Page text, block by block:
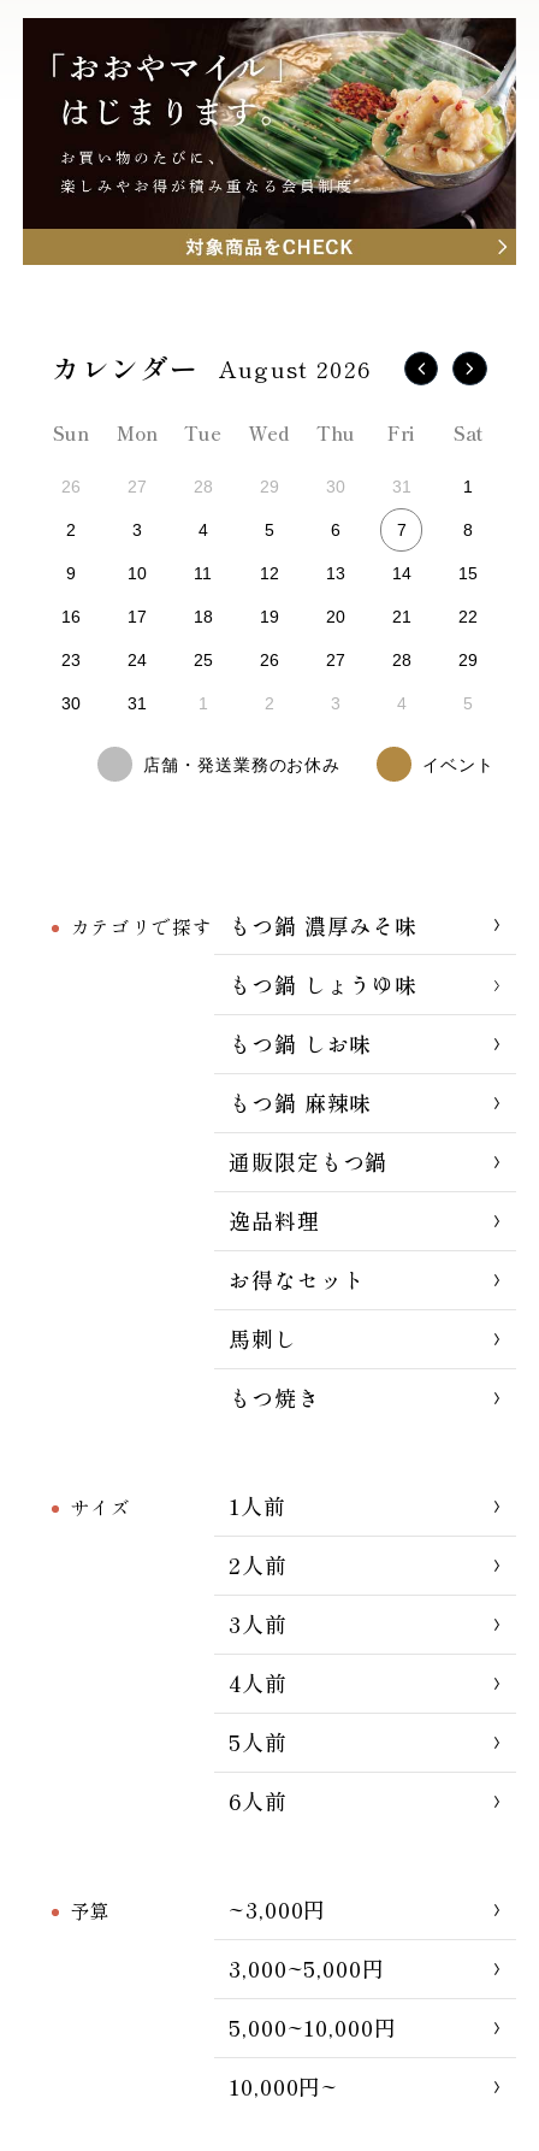
カテゴリで探す
もつ鍋 濃厚みそ味
もつ鍋 しょうゆ味
もつ鍋 しお味
もつ鍋 麻辣味
通販限定もつ鍋
逸品料理
お得なセット
馬刺し
もつ焼き
サイズ
1人前
2人前
3人前
4人前
5人前
6人前
予算
~3,000円
3,000~5,000円
5,000~10,000円
10,000円~
August 2026
Sun Mon Tue Wed Thu Fri Sat
26 27 28 29 30 31 1
2 3 4 5 6 7 8
9 10 11 12 13 14 15
16 17 18 19 20 21 22
23 24 25 26 27 28 29
30 31 1 2 3 4 5
店舗・発送業務のお休み イベント